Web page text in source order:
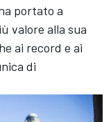
portato a
valore alla sua
ai record e ai
di